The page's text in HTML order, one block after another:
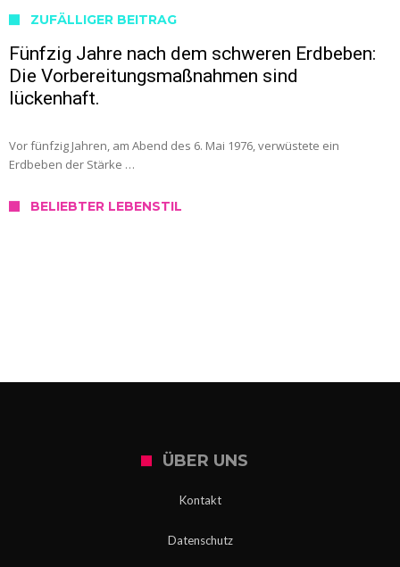
ZUFÄLLIGER BEITRAG
Fünfzig Jahre nach dem schweren Erdbeben:
Die Vorbereitungsmaßnahmen sind
lückenhaft.
Vor fünfzig Jahren, am Abend des 6. Mai 1976, verwüstete ein
Erdbeben der Stärke …
BELIEBTER LEBENSTIL
ÜBER UNS
Kontakt
Datenschutz